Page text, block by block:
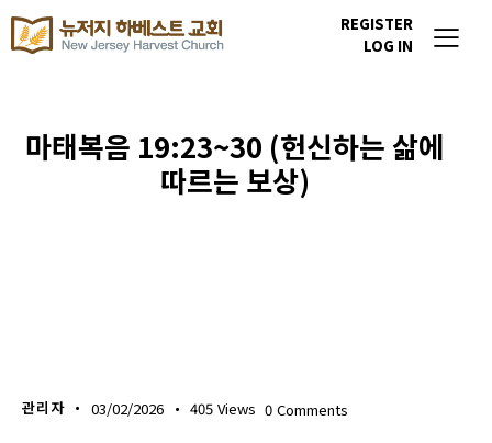
REGISTER
LOG IN
마태복음 19:23~30 (헌신하는 삶에
따르는 보상)
관리자 03/02/2026 405 Views 0 Comments